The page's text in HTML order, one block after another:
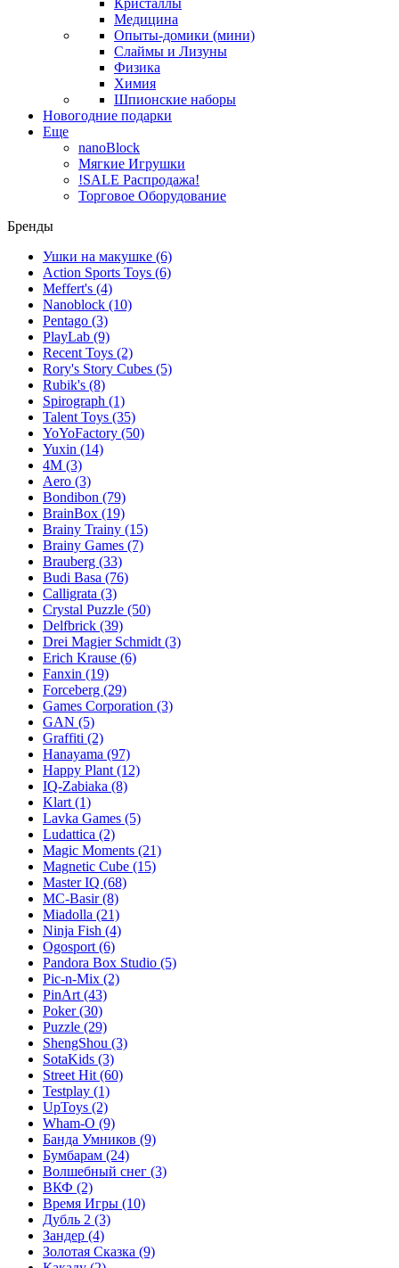
Кристаллы
Медицина
Опыты-домики (мини)
Слаймы и Лизуны
Физика
Химия
Шпионские наборы
Новогодние подарки
Еще
nanoBlock
Мягкие Игрушки
!SALE Распродажа!
Торговое Оборудование
Бренды
Ушки на макушке (6)
Action Sports Toys (6)
Meffert's (4)
Nanoblock (10)
Pentago (3)
PlayLab (9)
Recent Toys (2)
Rory's Story Cubes (5)
Rubik's (8)
Spirograph (1)
Talent Toys (35)
YoYoFactory (50)
Yuxin (14)
4M (3)
Aero (3)
Bondibon (79)
BrainBox (19)
Brainy Trainy (15)
Brainy Games (7)
Brauberg (33)
Budi Basa (76)
Calligrata (3)
Crystal Puzzle (50)
Delfbrick (39)
Drei Magier Schmidt (3)
Erich Krause (6)
Fanxin (19)
Forceberg (29)
Games Corporation (3)
GAN (5)
Graffiti (2)
Hanayama (97)
Happy Plant (12)
IQ-Zabiaka (8)
Klart (1)
Lavka Games (5)
Ludattica (2)
Magic Moments (21)
Magnetic Cube (15)
Master IQ (68)
MC-Basir(8)
Miadolla (21)
Ninja Fish (4)
Ogosport (6)
Pandora Box Studio (5)
Pic-n-Mix (2)
PinArt (43)
Poker(30)
Puzzle (29)
ShengShou (3)
SotaKids (3)
Street Hit (60)
Testplay (1)
UpToys (2)
Wham-O (9)
Банда Умников (9)
Бумбарам (24)
Волшебный снег (3)
ВКФ (2)
Время Игры (10)
Дубль 2 (3)
Зандер (4)
Золотая Сказка (9)